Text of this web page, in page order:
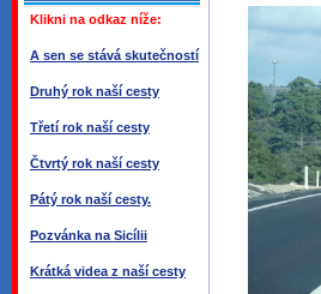
Klikni na odkaz níže:
A sen se stává skutečností
Druhý rok naší cesty
Třetí rok naší cesty
Čtvrtý rok naší cesty
Pátý rok naší cesty.
Pozvánka na Sicílii
Krátká videa z naší cesty